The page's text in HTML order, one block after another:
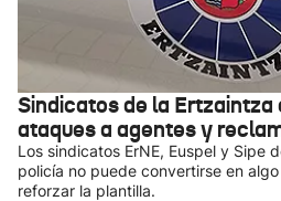
Sindicatos de la Ertzaintza
ataques a agentes y
Los sindicatos ErNE, Euspel y Sipe
policía no puede convertirse en
reforzar la plantilla.